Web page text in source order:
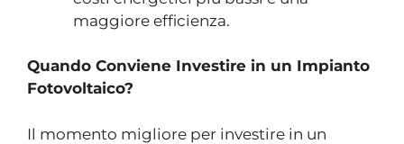
maggiore efficienza.
Quando Conviene Investire in un Impianto
Fotovoltaico?
Il momento migliore per investire in un